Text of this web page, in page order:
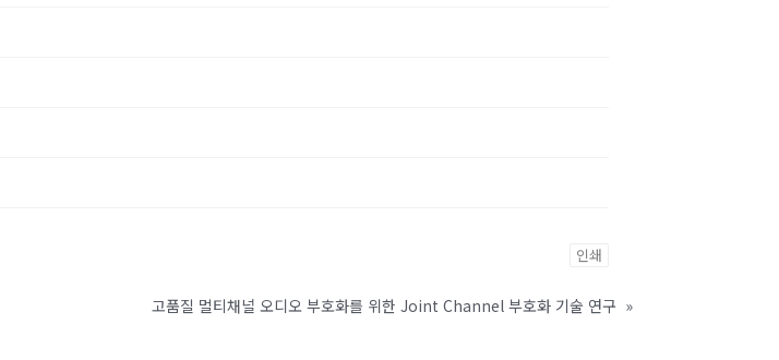
인쇄
고품질 멀티채널 오디오 부호화를 위한 Joint Channel 부호화 기술 연구 »